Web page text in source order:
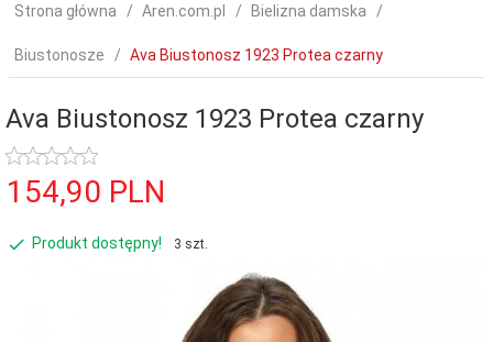
Strona główna Aren.com.pl Bielizna damska
Biustonosze Ava Biustonosz 1923 Protea czarny
Ava Biustonosz 1923 Protea czarny
154,90 PLN
Produkt dostępny! 3 szt.